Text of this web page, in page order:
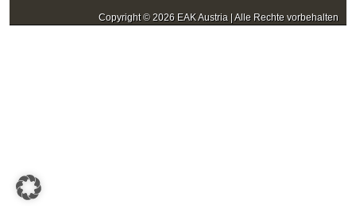
Copyright © 2026 EAK Austria | Alle Rechte vorbehalten